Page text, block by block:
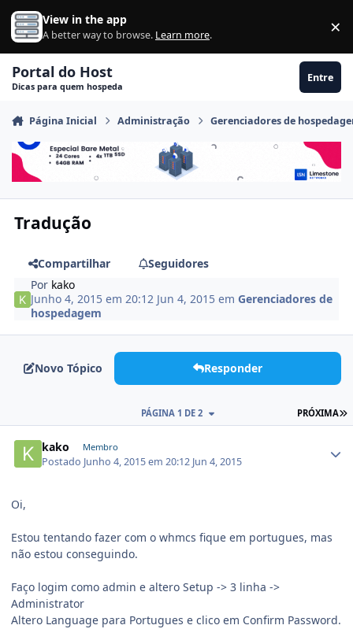
Ir para conteúdo
View in the app
A better way to browse. Learn more. ×
Portal do Host
Dicas para quem hospeda
Entre
Página Inicial Administração Gerenciadores de
Tradução
Compartilhar
Seguidores
Por kako
Junho 4, 2015 em 20:12 Jun 4, 2015 emGerenciadores de
hospedagem
Novo Tópico Responder
PRÓXIMA
PÁGINA 1 DE 2
kako Membro
Postado Junho 4, 2015 em 20:12 Jun 4, 2015
Oi,
Estou tentando fazer com o whmcs fique em portugues, mas
não estou conseguindo.
Faço logim como admin e altero Setup -> 3 linha ->
Administrator
Altero Language para Portugues e clico em Confirm Password.